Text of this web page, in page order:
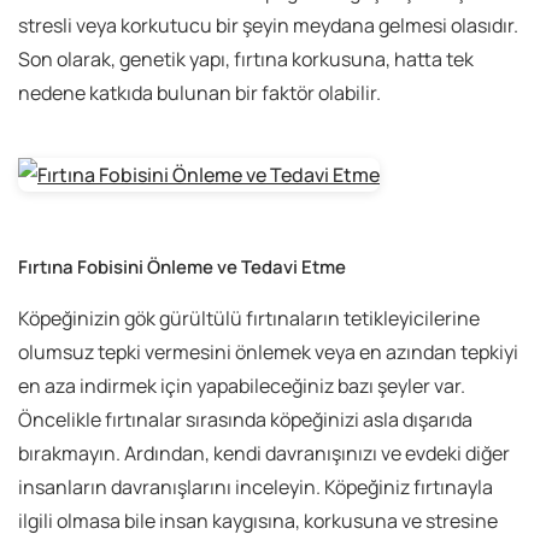
stresli veya korkutucu bir şeyin meydana gelmesi olasıdır.
Son olarak, genetik yapı, fırtına korkusuna, hatta tek
nedene katkıda bulunan bir faktör olabilir.
Fırtına Fobisini Önleme ve Tedavi Etme
Köpeğinizin gök gürültülü fırtınaların tetikleyicilerine
olumsuz tepki vermesini önlemek veya en azından tepkiyi
en aza indirmek için yapabileceğiniz bazı şeyler var.
Öncelikle fırtınalar sırasında köpeğinizi asla dışarıda
bırakmayın. Ardından, kendi davranışınızı ve evdeki diğer
insanların davranışlarını inceleyin. Köpeğiniz fırtınayla
ilgili olmasa bile insan kaygısına, korkusuna ve stresine